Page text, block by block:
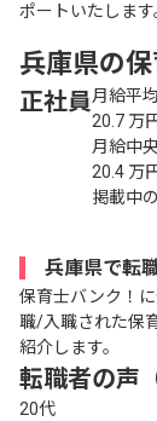
ポートいたします
兵庫県の
正社員月給平均
20.7 万
月給中
20.4 万
掲載中
兵庫県で転
保育士バンク！
職/入職された保
紹介します。
転職者の声
20代